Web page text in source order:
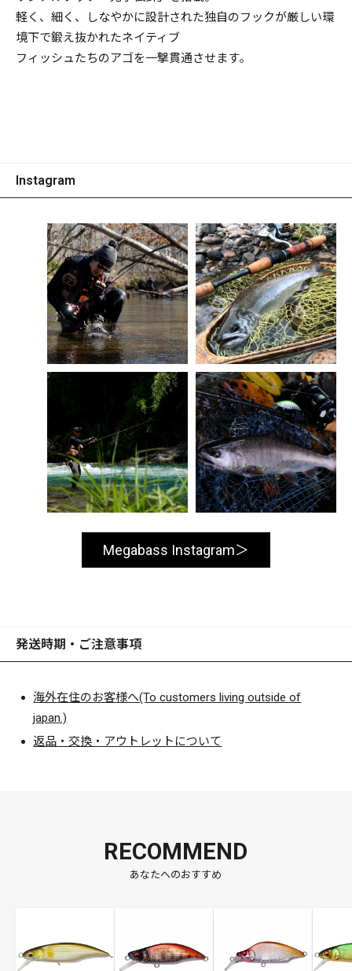
軽く、細く、しなやかに設計された独自のフックが厳しい環
境下で鍛え抜かれたネイティブ
フィッシュたちのアゴを一撃貫通させます。
Instagram
Megabass Instagram
発送時期・ご注意事項
海外在住のお客様へ(To customers living outside of
japan.)
返品・交換・アウトレットについて
RECOMMEND
あなたへのおすすめ